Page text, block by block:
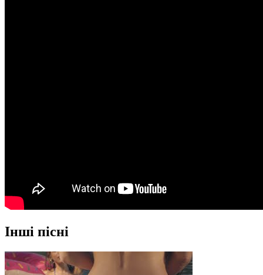
Інші пісні